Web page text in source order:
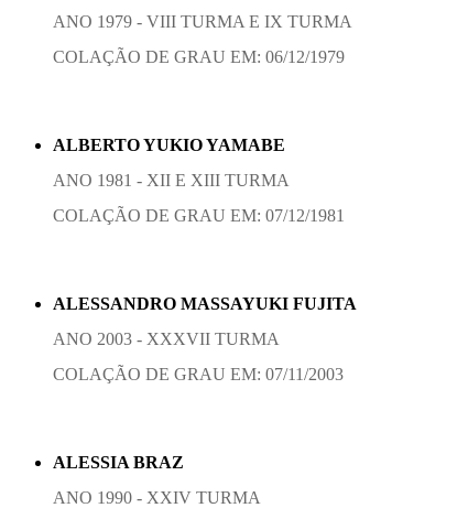
ANO 1979 - VIII TURMA E IX TURMA
COLAÇÃO DE GRAU EM: 06/12/1979
ALBERTO YUKIO YAMABE
ANO 1981 - XII E XIII TURMA
COLAÇÃO DE GRAU EM: 07/12/1981
ALESSANDRO MASSAYUKI FUJITA
ANO 2003 - XXXVII TURMA
COLAÇÃO DE GRAU EM: 07/11/2003
ALESSIA BRAZ
ANO 1990 - XXIV TURMA